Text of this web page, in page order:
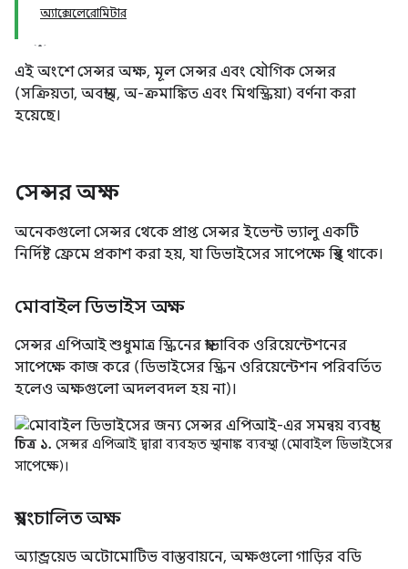
অ্যাক্সেলেরোমিটার
এই অংশে সেন্সর অক্ষ, মূল সেন্সর এবং যৌগিক সেন্সর
(সক্রিয়তা, অবস্থান, অ-ক্রমাঙ্কিত এবং মিথস্ক্রিয়া) বর্ণনা করা
হয়েছে।
সেন্সর অক্ষ
অনেকগুলো সেন্সর থেকে প্রাপ্ত সেন্সর ইভেন্ট ভ্যালু একটি
নির্দিষ্ট ফ্রেমে প্রকাশ করা হয়, যা ডিভাইসের সাপেক্ষে স্থির থাকে।
মোবাইল ডিভাইস অক্ষ
সেন্সর এপিআই শুধুমাত্র স্ক্রিনের স্বাভাবিক ওরিয়েন্টেশনের
সাপেক্ষে কাজ করে (ডিভাইসের স্ক্রিন ওরিয়েন্টেশন পরিবর্তিত
হলেও অক্ষগুলো অদলবদল হয় না)।
চিত্র ১. সেন্সর এপিআই দ্বারা ব্যবহৃত স্থানাঙ্ক ব্যবস্থা (মোবাইল ডিভাইসের
সাপেক্ষে)।
স্বয়ংচালিত অক্ষ
অ্যান্ড্রয়েড অটোমোটিভ বাস্তবায়নে, অক্ষগুলো গাড়ির বডি